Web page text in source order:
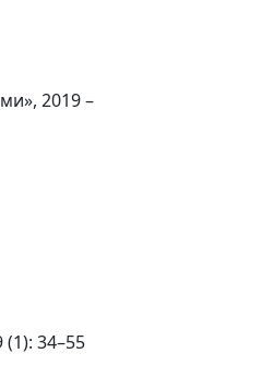
2019 –
34–55